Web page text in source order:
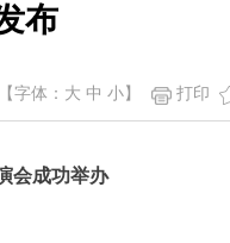
布
【字体： 大 中 小 】 打印
会成功举办